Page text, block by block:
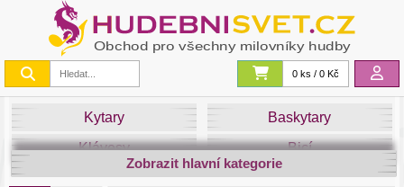
0 ks / 0 Kč
Kytary
Baskytary
Klávesy
Bicí
Smyčce
Dechy
Zobrazit hlavní kategorie